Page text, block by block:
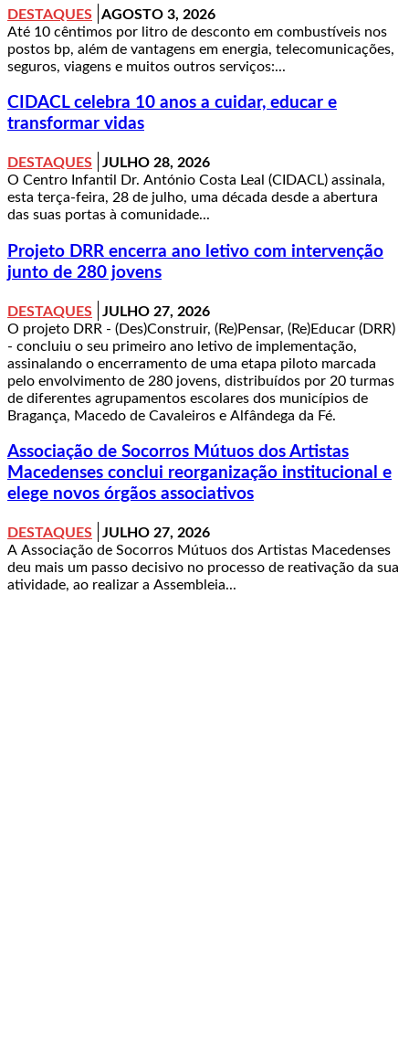
DESTAQUES
AGOSTO 3, 2026
Até 10 cêntimos por litro de desconto em combustíveis nos
postos bp, além de vantagens em energia, telecomunicações,
seguros, viagens e muitos outros serviços:...
CIDACL celebra 10 anos a cuidar, educar e
transformar vidas
DESTAQUES
JULHO 28, 2026
O Centro Infantil Dr. António Costa Leal (CIDACL) assinala,
esta terça-feira, 28 de julho, uma década desde a abertura
das suas portas à comunidade...
Projeto DRR encerra ano letivo com intervenção
junto de 280 jovens
DESTAQUES
JULHO 27, 2026
O projeto DRR - (Des)Construir, (Re)Pensar, (Re)Educar (DRR)
- concluiu o seu primeiro ano letivo de implementação,
assinalando o encerramento de uma etapa piloto marcada
pelo envolvimento de 280 jovens, distribuídos por 20 turmas
de diferentes agrupamentos escolares dos municípios de
Bragança, Macedo de Cavaleiros e Alfândega da Fé.
Associação de Socorros Mútuos dos Artistas
Macedenses conclui reorganização institucional e
elege novos órgãos associativos
DESTAQUES
JULHO 27, 2026
A Associação de Socorros Mútuos dos Artistas Macedenses
deu mais um passo decisivo no processo de reativação da sua
atividade, ao realizar a Assembleia...